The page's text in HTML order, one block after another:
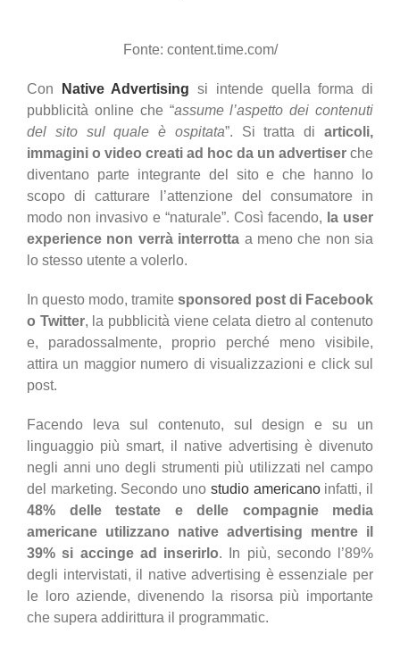
Fonte: content.time.com/
Con Native Advertising si intende quella forma di
pubblicità online che “assume l’aspetto dei contenuti
del sito sul quale è ospitata”. Si tratta diarticoli,
immagini o video creati ad hoc da un advertiser che
diventano parte integrante del sito e che hanno lo
scopo di catturare l’attenzione del consumatore in
modo non invasivo e “naturale”. Così facendo, la user
experience non verrà interrotta a meno che non sia
lo stesso utente a volerlo.
In questo modo, tramite sponsored post di Facebook
o Twitter, la pubblicità viene celata dietro al contenuto
e, paradossalmente, proprio perché meno visibile,
attira un maggior numero di visualizzazioni e click sul
post.
Facendo leva sul contenuto, sul design e su un
linguaggio più smart, il native advertising è divenuto
negli anni uno degli strumenti più utilizzati nel campo
del marketing. Secondo uno studio americanoinfatti, il
48% delle testate e delle compagnie media
americane utilizzano native advertising mentre il
39% si accinge ad inserirlo. In più, secondo l’89%
degli intervistati, il native advertising è essenziale per
le loro aziende, divenendo la risorsa più importante
che supera addirittura il programmatic.